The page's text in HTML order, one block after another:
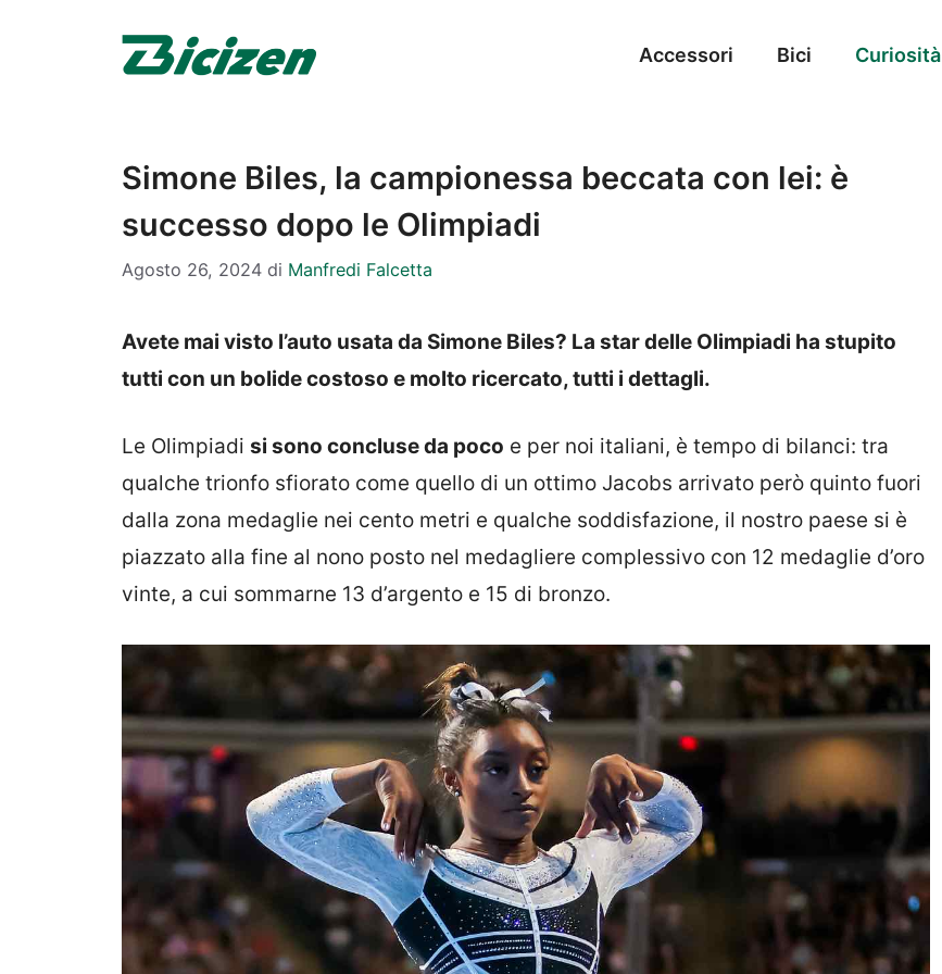
Accessori Bici Curiosità
Simone Biles, la campionessa beccata con lei: è
successo dopo le Olimpiadi
Agosto 26, 2024 di Manfredi Falcetta
Avete mai visto l’auto usata da Simone Biles? La star delle Olimpiadi ha stupito
tutti con un bolide costoso e molto ricercato, tutti i dettagli.
Le Olimpiadi si sono concluse da poco e per noi italiani, è tempo di bilanci: tra
qualche trionfo sfiorato come quello di un ottimo Jacobs arrivato però quinto fuori
dalla zona medaglie nei cento metri e qualche soddisfazione, il nostro paese si è
piazzato alla fine al nono posto nel medagliere complessivo con 12 medaglie d’oro
vinte, a cui sommarne 13 d’argento e 15 di bronzo.